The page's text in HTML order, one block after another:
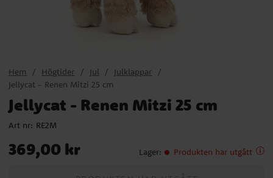
Hem Högtider Jul
Julklappar
Jellycat - Renen Mitzi 25 cm
Jellycat - Renen Mitzi 25 cm
Art nr: RE2M
Pris:369,00 kr
369,00 kr Lager: Produkten har utgått